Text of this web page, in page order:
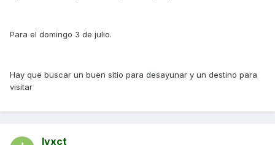
Para el domingo 3 de julio.
Hay que buscar un buen sitio para desayunar y un destino para
visitar
Ivxct